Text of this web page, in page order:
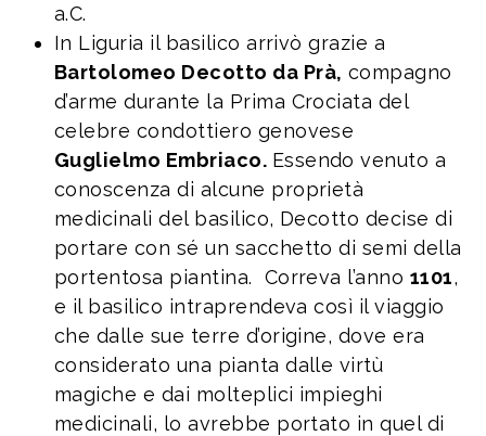
a.C.
In Liguria il basilico arrivò grazie a
Bartolomeo Decotto da Prà, compagno
d’arme durante la Prima Crociata del
celebre condottiero genovese
Guglielmo Embriaco. Essendo venuto a
conoscenza di alcune proprietà
medicinali del basilico, Decotto decise di
portare con sé un sacchetto di semi della
portentosa piantina. Correva l’anno 1101,
e il basilico intraprendeva così il viaggio
che dalle sue terre d’origine, dove era
considerato una pianta dalle virtù
magiche e dai molteplici impieghi
medicinali, lo avrebbe portato in quel di